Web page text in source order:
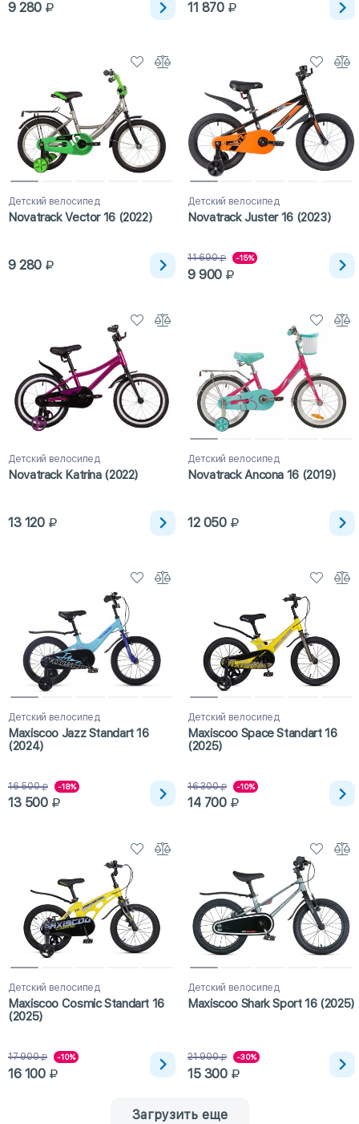
9 280 11 870
Детский велосипед
Novatrack Vector 16 (2022)
9 280
Детский велосипед
Novatrack Juster 16 (2023)
11 690 -15%
9 900
Детский велосипед
Novatrack Katrina (2022)
13 120
Детский велосипед
Novatrack Ancona 16 (2019)
12 050
Детский велосипед
Maxiscoo Jazz Standart 16
(2024)
16 500 -18%
13 500
Детский велосипед
Maxiscoo Space Standart 16
(2025)
16 300 -10%
14 700
Детский велосипед
Maxiscoo Cosmic Standart 16
(2025)
17 900 -10%
16 100
Детский велосипед
Maxiscoo Shark Sport 16 (2025)
21 900 -30%
15 300
Загрузить еще